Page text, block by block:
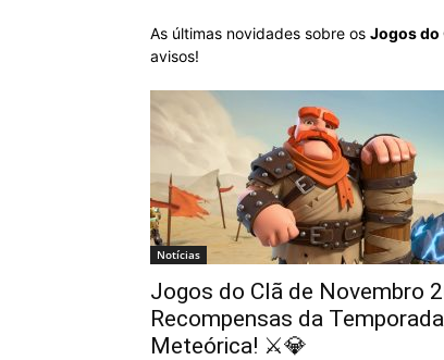
As últimas novidades sobre os Jogos do
avisos!
Notícias
Jogos do Clã de Novembro
Recompensas da Temporada
Meteórica! ⚔️💎